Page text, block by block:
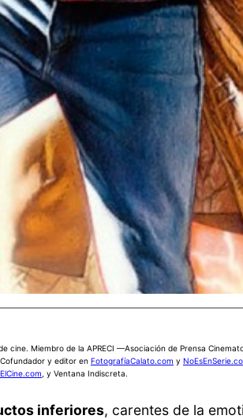
cine. Miembro de la APRECI —Asociación de Prensa
y editor en FotografíaCalato.com y
, y Ventana Indiscreta.
inferiores, carentes de la